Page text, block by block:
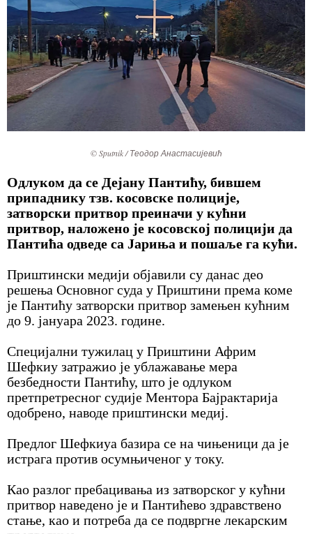
© Sputnik / Теодор Анастасијевић
Одлуком да се Дејану Пантићу, бившем
припаднику тзв. косовске полиције,
затворски притвор преиначи у кућни
притвор, наложено је косовској полицији да
Пантића одведе са Јариња и пошаље га кући.
Приштински медији објавили су данас део
решења Основног суда у Приштини према коме
је Пантићу затворски притвор замењен кућним
до 9. јануара 2023. године.
Специјални тужилац у Приштини Африм
Шефкиу затражио је ублажавање мера
безбедности Пантићу, што је одлуком
претпретресног судије Ментора Бајрактарија
одобрено, наводе приштински медиј.
Предлог Шефкиуа базира се на чињеници да је
истрага против осумњиченог у току.
Као разлог пребацивања из затворског у кућни
притвор наведено је и Пантићево здравствено
стање, као и потреба да се подвргне лекарским